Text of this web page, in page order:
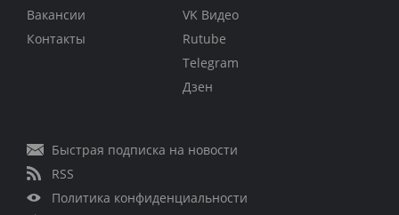
Вакансии
Контакты
VK Видео
Rutube
Telegram
Дзен
Быстрая подписка на новости
RSS
Политика конфиденциальности